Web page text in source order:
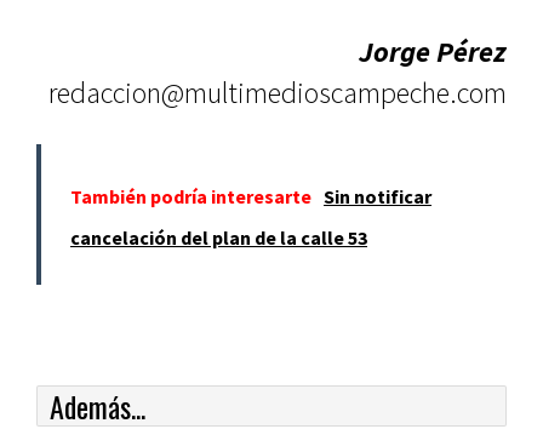
Jorge Pérez
redaccion@multimedioscampeche.com
También podría interesarte Sin notificar
cancelación del plan de la calle 53
Además...